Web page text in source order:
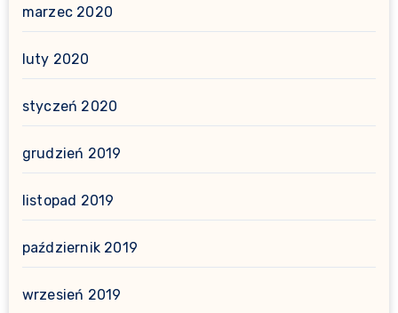
marzec 2020
luty 2020
styczeń 2020
grudzień 2019
listopad 2019
październik 2019
wrzesień 2019